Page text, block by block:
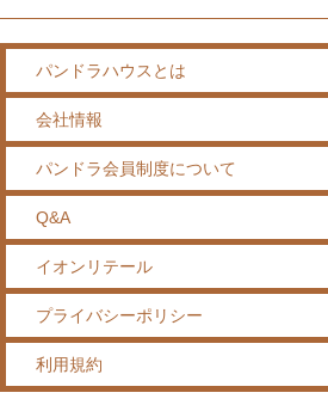
パンドラハウスとは
会社情報
パンドラ会員制度について
Q&A
イオンリテール
プライバシーポリシー
利用規約